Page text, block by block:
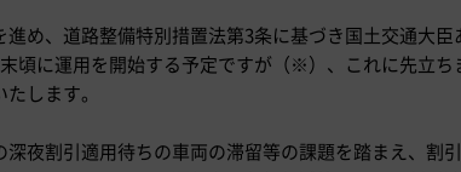
進め、道路整備特別措置法第3条に基づき国土交通大
頃に運用を開始する予定ですが（※）、これに先立
します。
深夜割引適用待ちの車両の滞留等の課題を踏まえ、割